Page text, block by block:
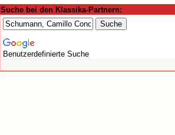
Suche bei den Klassika-Partnern:
Benutzerdefinierte Suche